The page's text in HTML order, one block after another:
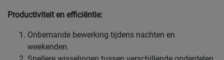
Productiviteit en efficiëntie:
Onbemande bewerking tijdens nachten en
weekenden.